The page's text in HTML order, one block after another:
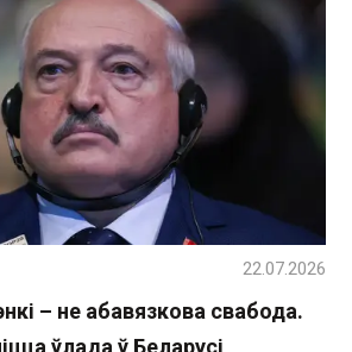
– не абавязкова свабода.
ўлада ў Беларусі
22.07.2026